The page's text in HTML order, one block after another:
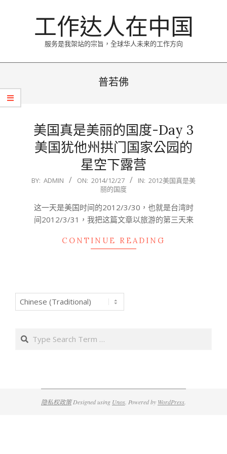
工作达人在中国
服务是我架站的宗旨，全球华人未来的工作方向
Menu
普若佛
美国真是美丽的国度-Day 3
美国犹他州拱门国家公园的
星空下露营
2014-
27
BY: ADMIN ON: 2014/12/27 IN: 2012美国真是美
丽的国度
这一天是美国时间的2012/3/30，也就是台湾时
间2012/3/31，我把这篇文章以旅游的第三天来
CONTINUE READING
Search
隐私权政策Designed using Unos . Powered by WordPress